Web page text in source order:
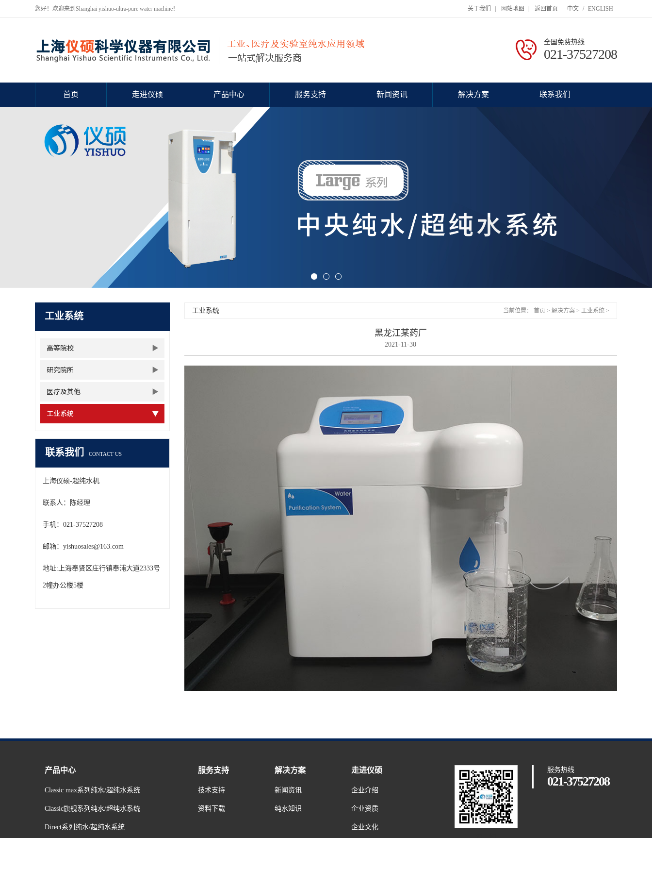
您好！欢迎来到Shanghai yishuo-ultra-pure water machine！ 关于我们 网站地图 返回首页 中文 / ENGLISH
全国免费热线
021-37527208
首页 走进仪硕 产品中心 服务支持 新闻资讯 解决方案 联系我们
工业系统
高等院校
研究院所
医疗及其他
工业系统
联系我们 CONTACT US
上海仪硕-超纯水机
联系人：陈经理
手机：021-37527208
邮箱：yishuosales@163.com
地址:上海奉贤区庄行镇奉浦大道2333号
2幢办公楼5楼
工业系统 当前位置： 首页 > 解决方案 > 工业系统 >
黑龙江某药厂
2021-11-30
产品中心
Classic max系列纯水/超纯水系统
Classic旗舰系列纯水/超纯水系统
Direct系列纯水/超纯水系统
服务支持
技术支持
资料下载
解决方案
新闻资讯
纯水知识
走进仪硕
企业介绍
企业资质
企业文化
扫一扫
服务热线
021-37527208